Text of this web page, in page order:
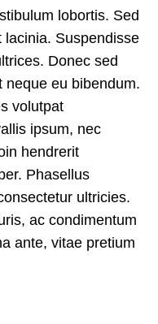
lobortis. Sed
Suspendisse
Donec sed
neque eu bibendum.
volutpat
ipsum, nec
hendrerit
Phasellus
ultricies.
ac condimentum
ante, vitae pretium